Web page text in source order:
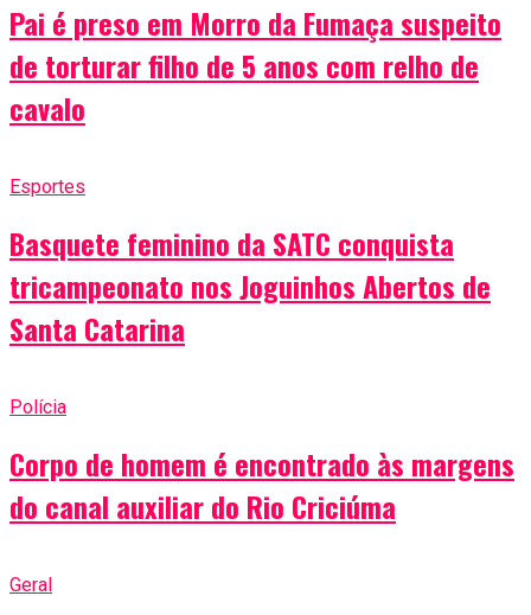
Pai é preso em Morro da Fumaça suspeito
de torturar filho de 5 anos com relho de
cavalo
Esportes
Basquete feminino da SATC conquista
tricampeonato nos Joguinhos Abertos de
Santa Catarina
Polícia
Corpo de homem é encontrado às margens
do canal auxiliar do Rio Criciúma
Geral